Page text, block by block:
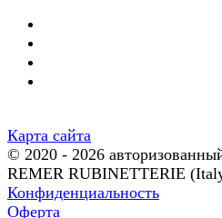
Карта сайта
© 2020 - 2026
REMER RUBINETTERIE
Конфиденциальность
Оферта